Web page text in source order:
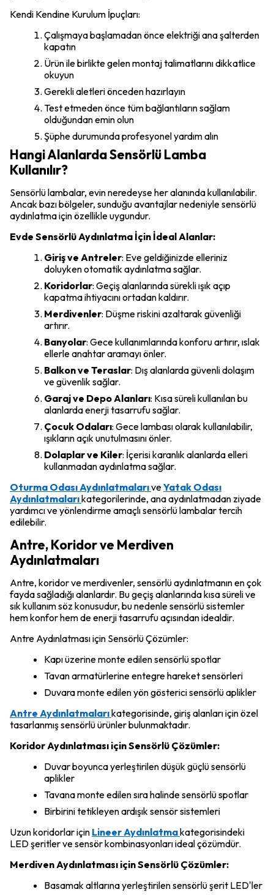
Kendi Kendine Kurulum İpuçları:
Çalışmaya başlamadan önce elektriği ana şalterden
kapatın
Ürün ile birlikte gelen montaj talimatlarını dikkatlice
okuyun
Gerekli aletleri önceden hazırlayın
Test etmeden önce tüm bağlantıların sağlam
olduğundan emin olun
Şüphe durumunda profesyonel yardım alın
Hangi Alanlarda Sensörlü Lamba
Kullanılır?
Sensörlü lambalar, evin neredeyse her alanında kullanılabilir.
Ancak bazı bölgeler, sunduğu avantajlar nedeniyle sensörlü
aydınlatma için özellikle uygundur.
Evde Sensörlü Aydınlatma İçin İdeal Alanlar:
Giriş ve Antreler: Eve geldiğinizde elleriniz
doluyken otomatik aydınlatma sağlar.
Koridorlar: Geçiş alanlarında sürekli ışık açıp
kapatma ihtiyacını ortadan kaldırır.
Merdivenler: Düşme riskini azaltarak güvenliği
artırır.
Banyolar: Gece kullanımlarında konforu artırır, ıslak
ellerle anahtar aramayı önler.
Balkon ve Teraslar: Dış alanlarda güvenli dolaşım
ve güvenlik sağlar.
Garaj ve Depo Alanları: Kısa süreli kullanılan bu
alanlarda enerji tasarrufu sağlar.
Çocuk Odaları: Gece lambası olarak kullanılabilir,
ışıkların açık unutulmasını önler.
Dolaplar ve Kiler: İçerisi karanlık alanlarda elleri
kullanmadan aydınlatma sağlar.
Oturma Odası AydınlatmalarıveYatak Odası
Aydınlatmalarıkategorilerinde, ana aydınlatmadan ziyade
yardımcı ve yönlendirme amaçlı sensörlü lambalar tercih
edilebilir.
Antre, Koridor ve Merdiven
Aydınlatmaları
Antre, koridor ve merdivenler, sensörlü aydınlatmanın en çok
fayda sağladığı alanlardır. Bu geçiş alanlarında kısa süreli ve
sık kullanım söz konusudur, bu nedenle sensörlü sistemler
hem konfor hem de enerji tasarrufu açısından idealdir.
Antre Aydınlatması için Sensörlü Çözümler:
Kapı üzerine monte edilen sensörlü spotlar
Tavan armatürlerine entegre hareket sensörleri
Duvara monte edilen yön gösterici sensörlü aplikler
Antre Aydınlatmalarıkategorisinde, giriş alanları için özel
tasarlanmış sensörlü ürünler bulunmaktadır.
Koridor Aydınlatması için Sensörlü Çözümler:
Duvar boyunca yerleştirilen düşük güçlü sensörlü
aplikler
Tavana monte edilen sıra halinde sensörlü spotlar
Birbirini tetikleyen ardışık sensör sistemleri
Uzun koridorlar için Lineer Aydınlatmakategorisindeki
LED şeritler ve sensör kombinasyonları ideal çözümdür.
Merdiven Aydınlatması için Sensörlü Çözümler:
Basamak altlarına yerleştirilen sensörlü şerit LED'ler